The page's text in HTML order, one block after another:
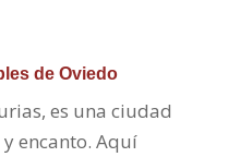
de Oviedo
es una ciudad
encanto. Aquí